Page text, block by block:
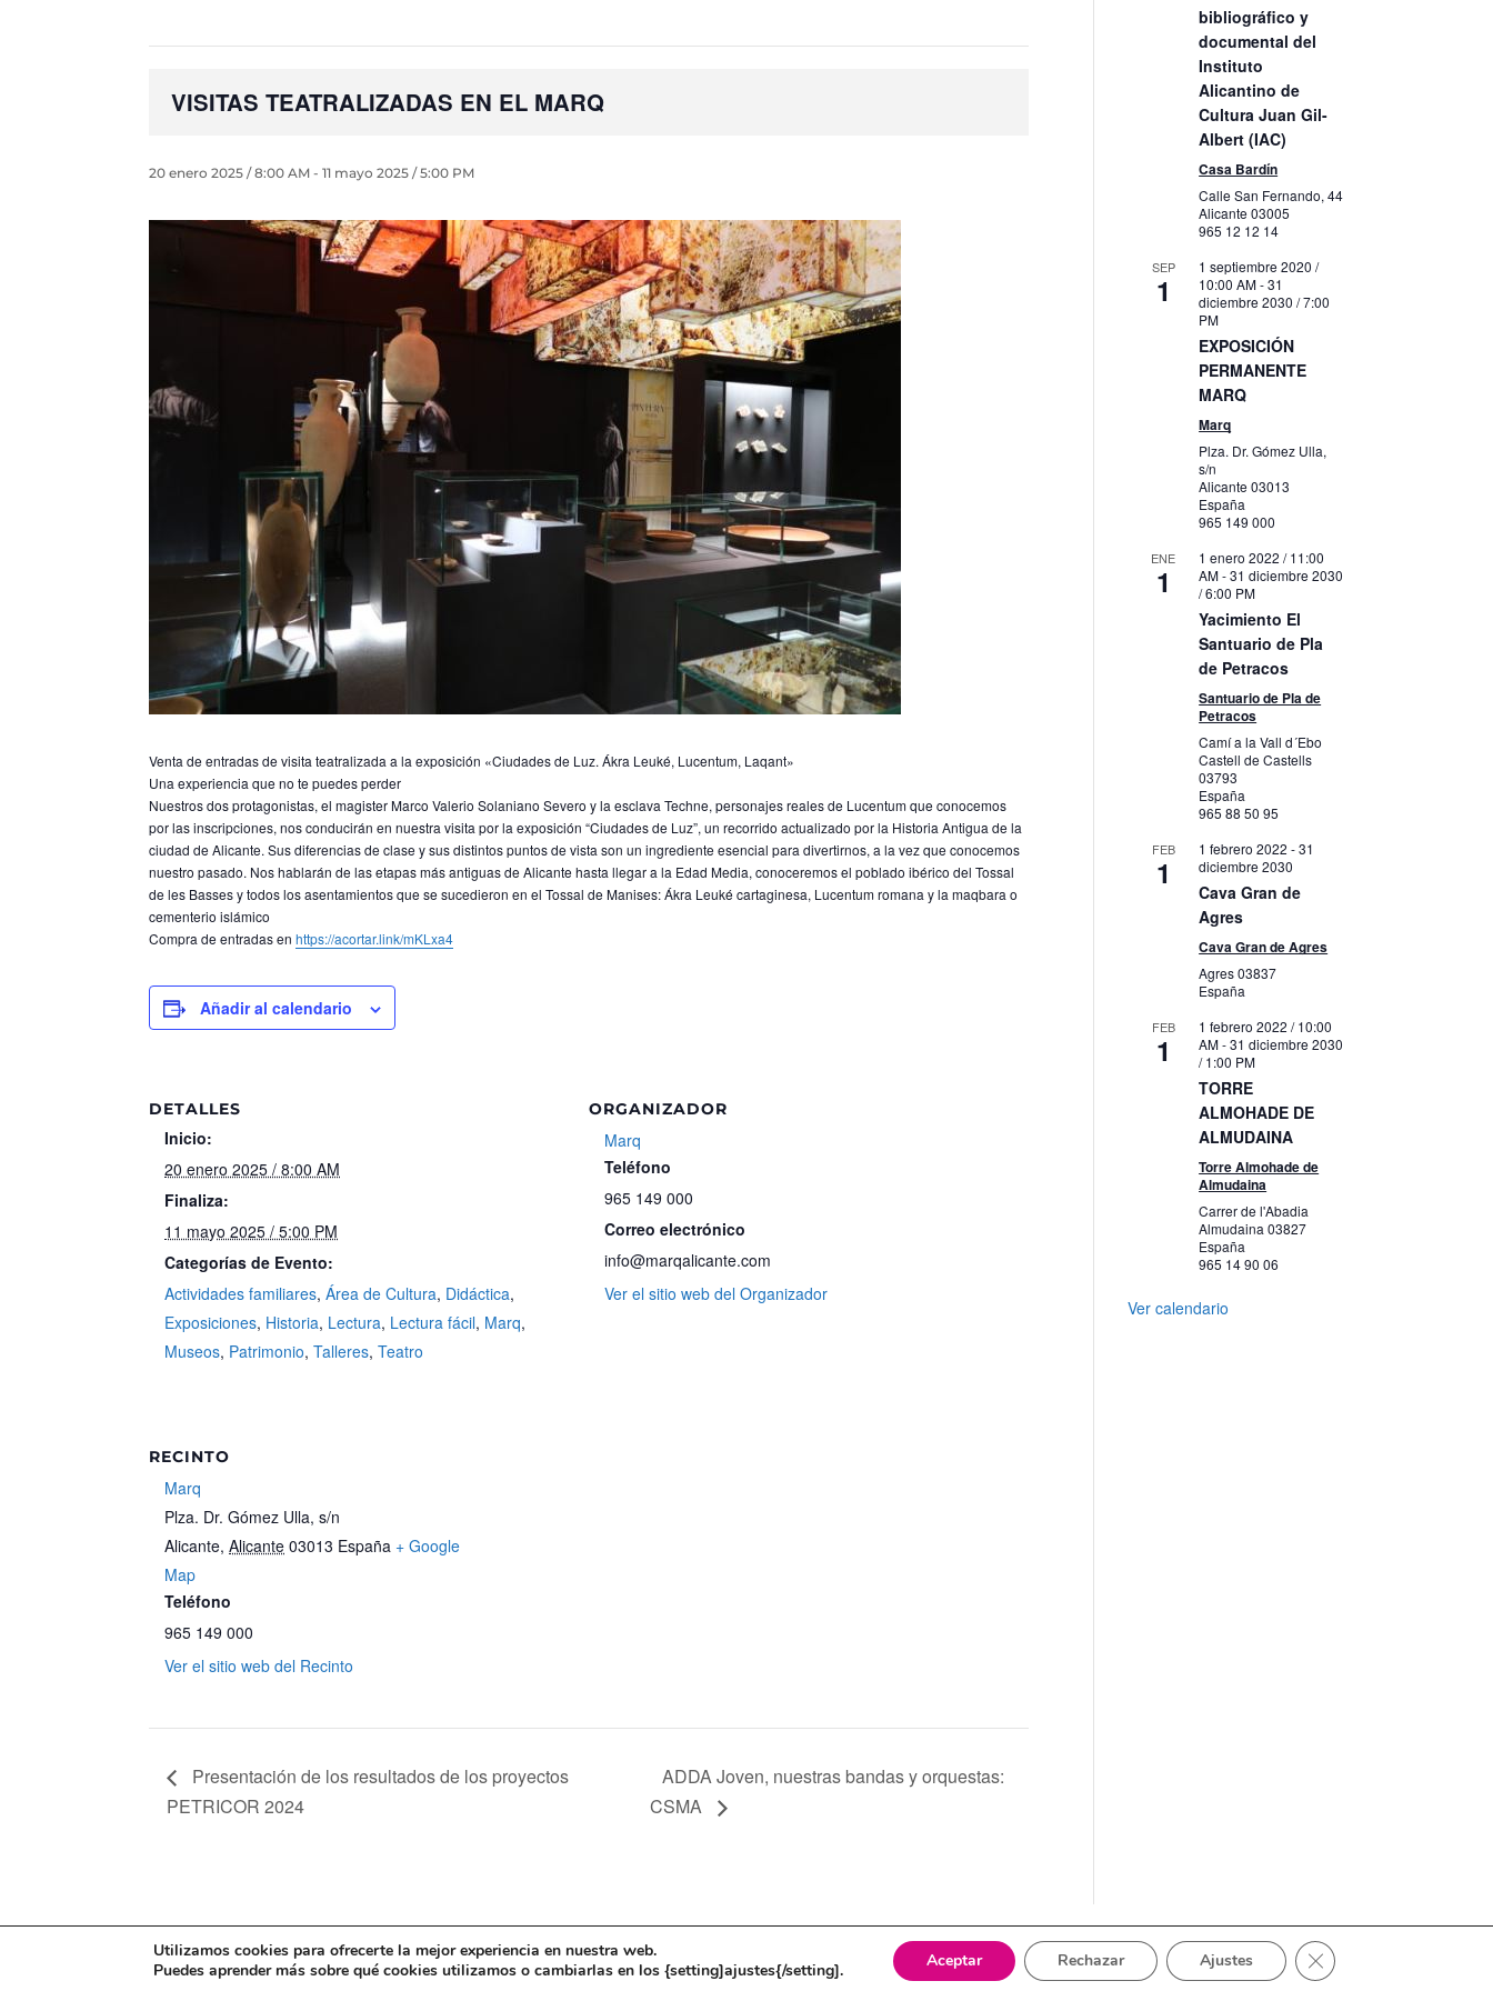
VISITAS TEATRALIZADAS EN EL MARQ
20 enero 2025 / 8:00 AM -11 mayo 2025 / 5:00 PM
Venta de entradas de visita teatralizada a la exposición «Ciudades de Luz. Ákra Leuké, Lucentum, Laqant»
Una experiencia que no te puedes perder
Nuestros dos protagonistas, el magister Marco Valerio Solaniano Severo y la esclava Techne, personajes reales de Lucentum que conocemos
por las inscripciones, nos conducirán en nuestra visita por la exposición “Ciudades de Luz”, un recorrido actualizado por la Historia Antigua de la
ciudad de Alicante. Sus diferencias de clase y sus distintos puntos de vista son un ingrediente esencial para divertirnos, a la vez que conocemos
nuestro pasado. Nos hablarán de las etapas más antiguas de Alicante hasta llegar a la Edad Media, conoceremos el poblado ibérico del Tossal
de les Basses y todos los asentamientos que se sucedieron en el Tossal de Manises: Ákra Leuké cartaginesa, Lucentum romana y la maqbara o
cementerio islámico
Compra de entradas enhttps://acortar.link/mKLxa4
Añadir al calendario
DETALLES
Inicio:
20 enero 2025 / 8:00 AM
Finaliza:
11 mayo 2025 / 5:00 PM
Categorías de Evento:
Actividades familiares,Área de Cultura, Didáctica,
Exposiciones, Historia, Lectura, Lectura fácil, Marq,
Museos, Patrimonio,Talleres,Teatro
ORGANIZADOR
Marq
Teléfono
965 149 000
Correo electrónico
info@marqalicante.com
Ver el sitio web del Organizador
RECINTO
Marq
Plza. Dr. Gómez Ulla, s/n
Alicante, Alicante 03013 España + Google
Map
Teléfono
965 149 000
Ver el sitio web del Recinto
Presentación de los resultados de los proyectos
PETRICOR 2024
ADDA Joven, nuestras bandas y orquestas:
CSMA
bibliográfico y
documental del
Instituto
Alicantino de
Cultura Juan Gil-
Albert (IAC)
Casa Bardín
Calle San Fernando, 44
Alicante03005
965 12 12 14
SEP
1
1 septiembre 2020 /
10:00 AM-31
diciembre 2030 / 7:00
PM
EXPOSICIÓN
PERMANENTE
MARQ
Marq
Plza. Dr. Gómez Ulla,
s/n
Alicante03013
España
965 149 000
ENE
1
1 enero 2022 / 11:00
AM-31 diciembre 2030
/ 6:00 PM
Yacimiento El
Santuario de Pla
de Petracos
Santuario de Pla de
Petracos
Camí a la Vall d´Ebo
Castell de Castells
03793
España
965 88 50 95
FEB
1
1 febrero 2022 -31
diciembre 2030
Cava Gran de
Agres
Cava Gran de Agres
Agres03837
España
FEB
1
1 febrero 2022 / 10:00
AM-31 diciembre 2030
/ 1:00 PM
TORRE
ALMOHADE DE
ALMUDAINA
Torre Almohade de
Almudaina
Carrer de l'Abadia
Almudaina03827
España
965 14 90 06
Ver calendario
Mapa web Política de Privacidad Politica de cookies
Utilizamos cookies para ofrecerte la mejor experiencia en nuestra web.
Puedes aprender más sobre qué cookies utilizamos o cambiarlas en los {setting]ajustes{/setting].
Aceptar Rechazar Ajustes Cerrar el banner de